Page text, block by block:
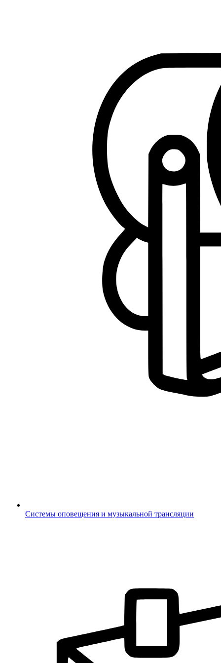
Системы оповещения и музыкальной трансляции